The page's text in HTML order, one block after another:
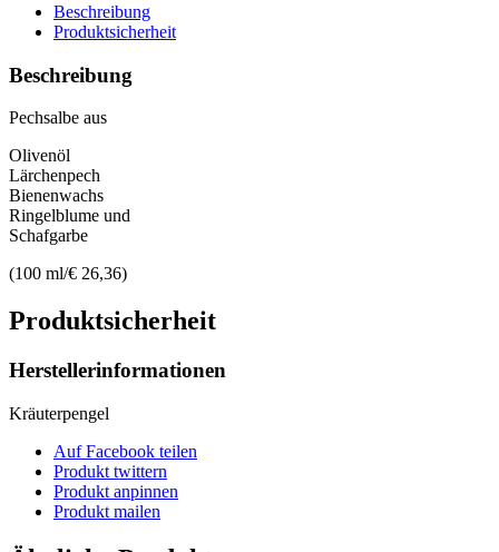
Beschreibung
Produktsicherheit
Beschreibung
Pechsalbe aus
Olivenöl
Lärchenpech
Bienenwachs
Ringelblume und
Schafgarbe
(100 ml/€ 26,36)
Produktsicherheit
Herstellerinformationen
Kräuterpengel
Auf Facebook teilen
Produkt twittern
Produkt anpinnen
Produkt mailen